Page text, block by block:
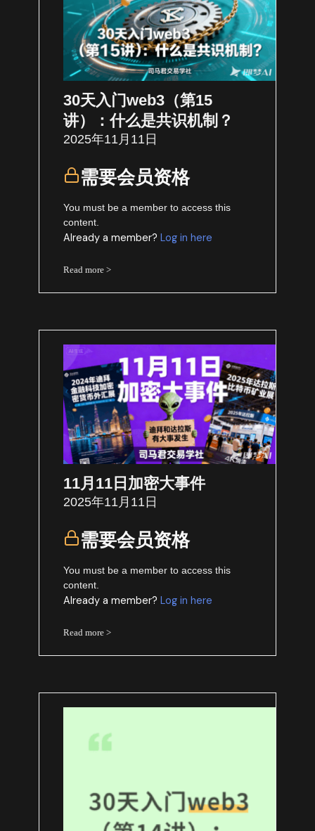
30天入门web3（第15
讲）：什么是共识机制？
2025年11月11日
需要会员资格
You must be a member to access this
content.
Already a member?Log in here
Read more >
11月11日加密大事件
2025年11月11日
需要会员资格
You must be a member to access this
content.
Already a member?Log in here
Read more >